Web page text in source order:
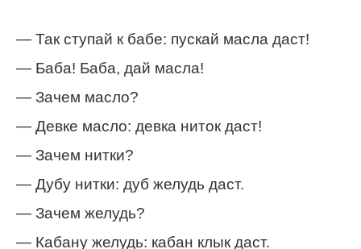
— Так ступай к бабе: пускай масла даст!
— Баба! Баба, дай масла!
— Зачем масло?
— Девке масло: девка ниток даст!
— Зачем нитки?
— Дубу нитки: дуб желудь даст.
— Зачем желудь?
— Кабану желудь: кабан клык даст.